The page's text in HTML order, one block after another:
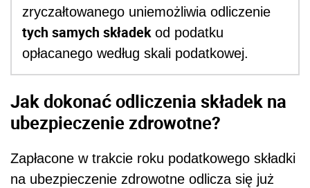
zryczałtowanego uniemożliwia odliczenie
tych samych składek od podatku
opłacanego według skali podatkowej.
Jak dokonać odliczenia składek na
ubezpieczenie zdrowotne?
Zapłacone w trakcie roku podatkowego składki
na ubezpieczenie zdrowotne odlicza się już